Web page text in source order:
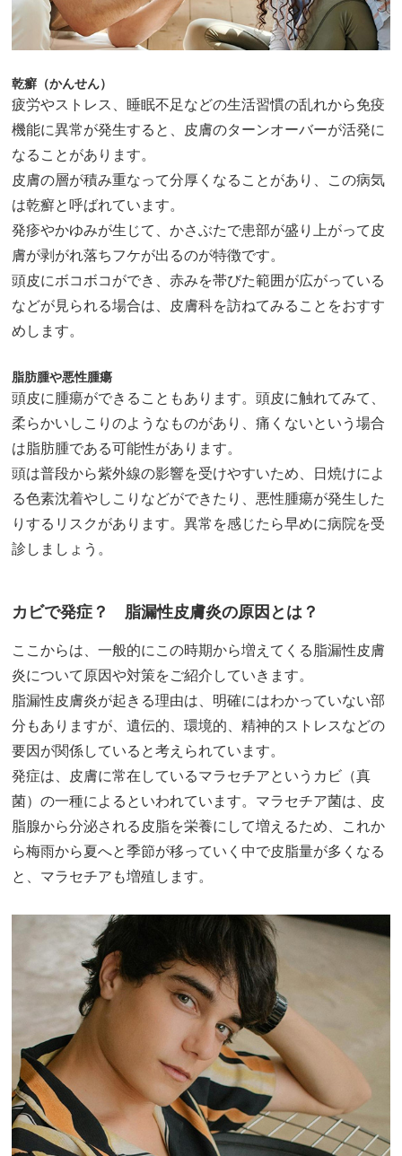
乾癬（かんせん）
疲労やストレス、睡眠不足などの生活習慣の乱れから免疫
機能に異常が発生すると、皮膚のターンオーバーが活発に
なることがあります。
皮膚の層が積み重なって分厚くなることがあり、この病気
は乾癬と呼ばれています。
発疹やかゆみが生じて、かさぶたで患部が盛り上がって皮
膚が剥がれ落ちフケが出るのが特徴です。
頭皮にボコボコができ、赤みを帯びた範囲が広がっている
などが見られる場合は、皮膚科を訪ねてみることをおすす
めします。
脂肪腫や悪性腫瘍
頭皮に腫瘍ができることもあります。頭皮に触れてみて、
柔らかいしこりのようなものがあり、痛くないという場合
は脂肪腫である可能性があります。
頭は普段から紫外線の影響を受けやすいため、日焼けによ
る色素沈着やしこりなどができたり、悪性腫瘍が発生した
りするリスクがあります。異常を感じたら早めに病院を受
診しましょう。
カビで発症？ 脂漏性皮膚炎の原因とは？
ここからは、一般的にこの時期から増えてくる脂漏性皮膚
炎について原因や対策をご紹介していきます。
脂漏性皮膚炎が起きる理由は、明確にはわかっていない部
分もありますが、遺伝的、環境的、精神的ストレスなどの
要因が関係していると考えられています。
発症は、皮膚に常在しているマラセチアというカビ（真
菌）の一種によるといわれています。マラセチア菌は、皮
脂腺から分泌される皮脂を栄養にして増えるため、これか
ら梅雨から夏へと季節が移っていく中で皮脂量が多くなる
と、マラセチアも増殖します。